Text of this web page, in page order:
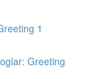
1
Greeting